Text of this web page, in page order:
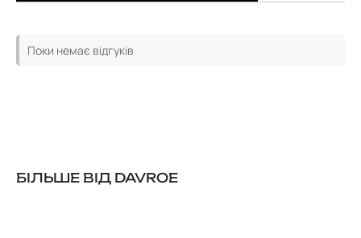
Поки немає відгуків
БІЛЬШЕ ВІД DAVROE